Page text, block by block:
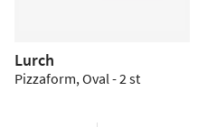
Lurch
Pizzaform, Oval - 2 st